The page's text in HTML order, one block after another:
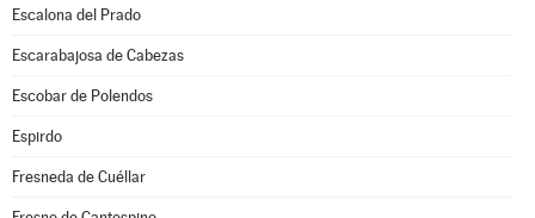
Escalona del Prado
Escarabajosa de Cabezas
Escobar de Polendos
Espirdo
Fresneda de Cuéllar